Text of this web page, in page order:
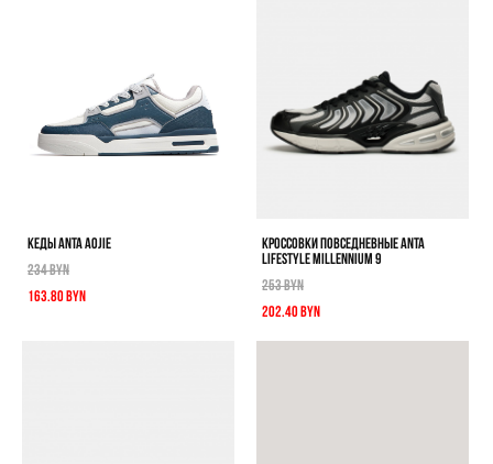
КЕДЫ ANTA AOJIE
234 BYN
163.80 BYN
КРОССОВКИ ПОВСЕДНЕВНЫЕ ANTA
LIFESTYLE MILLENNIUM 9
253 BYN
202.40 BYN